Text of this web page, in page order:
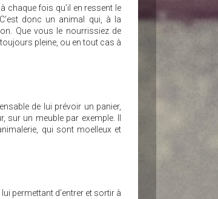
chaque fois qu’il en ressent le
donc un animal qui, à la
Que vous le nourrissiez de
pleine, ou en tout cas à
de lui prévoir un panier,
sur un meuble par exemple. Il
qui sont moelleux et
permettant d’entrer et sortir à